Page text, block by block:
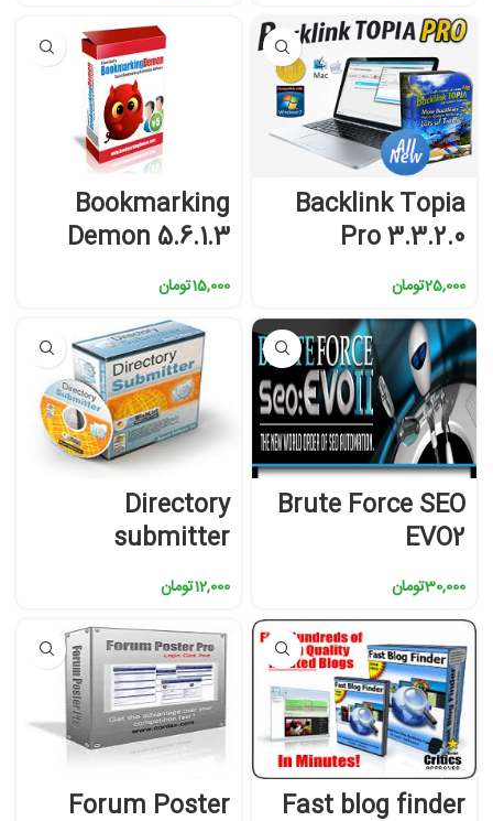
Backlink Topia
Pro 3.3.2.0
25,000تومان
Bookmarking
Demon 5.6.1.3
15,000تومان
Brute Force SEO
EVO2
30,000تومان
Directory
submitter
12,000تومان
Fast blog finder
Forum Poster